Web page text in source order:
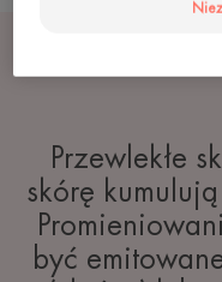
Przewlekłe
skórę
być